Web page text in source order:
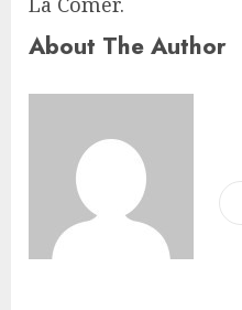
About The Author